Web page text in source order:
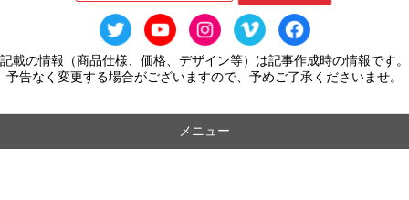
記載の情報（商品仕様、価格、デザイン等）は記事作成時の情報です。
予告なく変更する場合がございますので、予めご了承くださいませ。
メニュー